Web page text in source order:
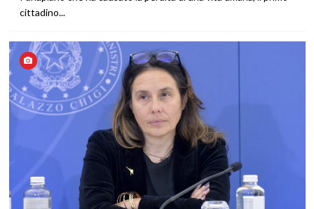
cittadino...